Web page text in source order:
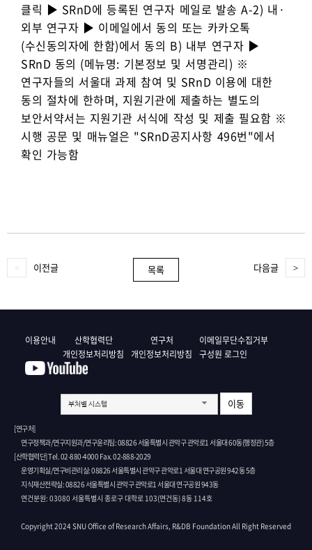
클릭 ▶ SRnD에 등록된 연구자 메일로 발송 A-2) 내·
외부 연구자 ▶ 이메일에서 동의 또는 카카오톡
(수신동의자에 한함)에서 동의 B) 내부 연구자 ▶
SRnD 동의 (메뉴명: 기본정보 및 서명관리) ※
연구자들의 서울대 과제 참여 및 SRnD 이용에 대한
동의 절차에 한하며, 지원기관에 제출하는 별도의
보안서약서는 지원기관 서식에 작성 및 제출 필요함 ※
시행 공문 및 매뉴얼은 "SRnD공지사항 496번"에서
확인 가능함
이전글 목록 다음글
이용안내
산학협력단
개인정보처리방침
연구처
개인정보처리방침
이메일무단수집거부
구성원 로그인
부처별 시스템 이동
[연구처]
연구정책과/연구지원과/연구윤리팀: 08826 서울특별시 관악구 관악로1 서울대 60동(행정관) 5층
[산학협력단] Tel. 02-880-4000 Fax. 02-888-2029
운영기획실/연구비관리실: 08826 서울특별시 관악구 관악로1 서울대 연구공원 942동 5층
지식재산전략실: 08826 서울특별시 관악구 관악로1 서울대 연구공원 943동
연건분원: 03080 서울특별시 종로구 대학로 103(연건동) 8동 114호
Copyright 2024 SNU Office of Research Affairs, R&DB Foundation All Right Reserved